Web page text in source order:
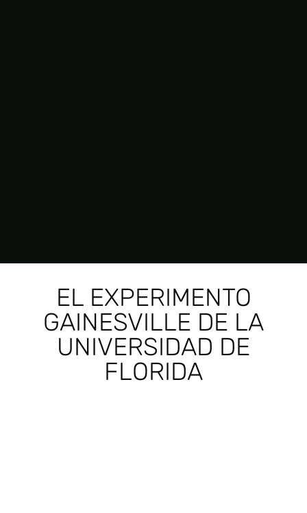
EL EXPERIMENTO
GAINESVILLE DE LA
UNIVERSIDAD DE
FLORIDA